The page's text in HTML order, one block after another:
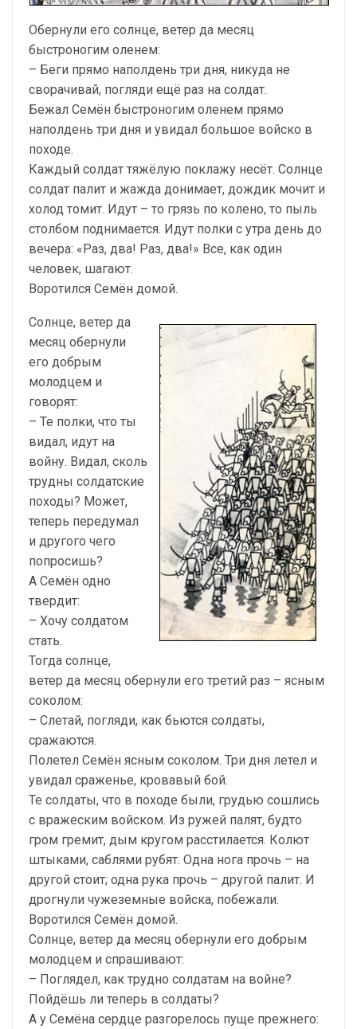
Обернули его солнце, ветер да месяц
быстроногим оленем:
– Беги прямо наполдень три дня, никуда не
сворачивай, погляди ещё раз на солдат.
Бежал Семён быстроногим оленем прямо
наполдень три дня и увидал большое войско в
походе.
Каждый солдат тяжёлую поклажу несёт. Солнце
солдат палит и жажда донимает, дождик мочит и
холод томит. Идут – то грязь по колено, то пыль
столбом поднимается. Идут полки с утра день до
вечера: «Раз, два! Раз, два!» Все, как один
человек, шагают.
Воротился Семён домой.
Солнце, ветер да
месяц обернули
его добрым
молодцем и
говорят:
– Те полки, что ты
видал, идут на
войну. Видал, сколь
трудны солдатские
походы? Может,
теперь передумал
и другого чего
попросишь?
А Семён одно
твердит:
– Хочу солдатом
стать.
Тогда солнце,
ветер да месяц обернули его третий раз – ясным
соколом:
– Слетай, погляди, как бьются солдаты,
сражаются.
Полетел Семён ясным соколом. Три дня летел и
увидал сраженье, кровавый бой.
Те солдаты, что в походе были, грудью сошлись
с вражеским войском. Из ружей палят, будто
гром гремит, дым кругом расстилается. Колют
штыками, саблями рубят. Одна нога прочь – на
другой стоит; одна рука прочь – другой палит. И
дрогнули чужеземные войска, побежали.
Воротился Семён домой.
Солнце, ветер да месяц обернули его добрым
молодцем и спрашивают:
– Поглядел, как трудно солдатам на войне?
Пойдёшь ли теперь в солдаты?
А у Семёна сердце разгорелось пуще прежнего: